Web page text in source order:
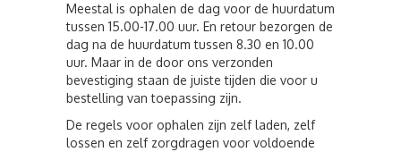
Meestal is ophalen de dag voor de huurdatum
tussen 15.00-17.00 uur. En retour bezorgen de
dag na de huurdatum tussen 8.30 en 10.00
uur. Maar in de door ons verzonden
bevestiging staan de juiste tijden die voor u
bestelling van toepassing zijn.
De regels voor ophalen zijn zelf laden, zelf
lossen en zelf zorgdragen voor voldoende